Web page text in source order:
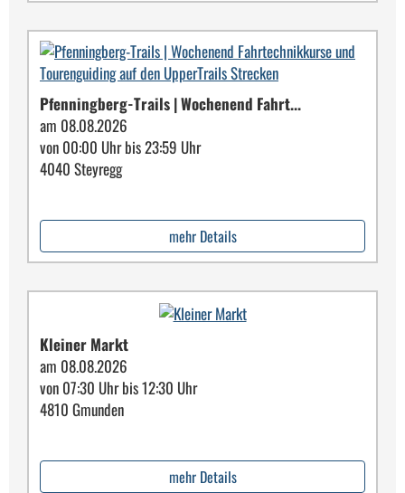
Pfenningberg-Trails | Wochenend Fahrt...
am 08.08.2026
von 00:00 Uhr bis 23:59 Uhr
4040 Steyregg
mehr Details
Kleiner Markt
am 08.08.2026
von 07:30 Uhr bis 12:30 Uhr
4810 Gmunden
mehr Details